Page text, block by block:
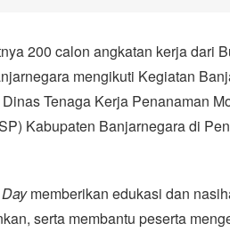
200 calon angkatan kerja dari
mengikuti Kegiatan
Tenaga Kerja Penanaman
Kabupaten Banjarnegara di
memberikan edukasi dan
serta membantu peserta